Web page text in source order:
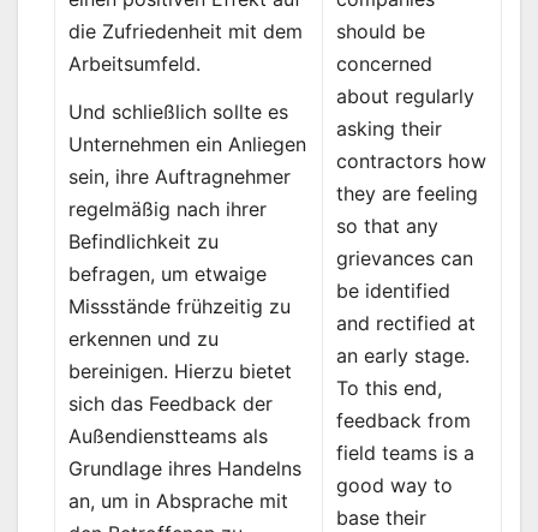
die Zufriedenheit mit dem
Arbeitsumfeld.
Und schließlich sollte es
Unternehmen ein Anliegen
sein, ihre Auftragnehmer
regelmäßig nach ihrer
Befindlichkeit zu
befragen, um etwaige
Missstände frühzeitig zu
erkennen und zu
bereinigen. Hierzu bietet
sich das Feedback der
Außendienstteams als
Grundlage ihres Handelns
an, um in Absprache mit
should be
concerned
about regularly
asking their
contractors how
they are feeling
so that any
grievances can
be identified
and rectified at
an early stage.
To this end,
feedback from
field teams is a
good way to
base their